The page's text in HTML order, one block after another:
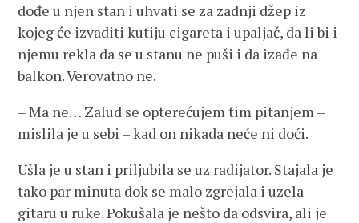
dođe u njen stan i uhvati se za zadnji džep iz
kojeg će izvaditi kutiju cigareta i upaljač, da li bi i
njemu rekla da se u stanu ne puši i da izađe na
balkon. Verovatno ne.
– Ma ne… Zalud se opterećujem tim pitanjem –
mislila je u sebi – kad on nikada neće ni doći.
Ušla je u stan i priljubila se uz radijator. Stajala je
tako par minuta dok se malo zgrejala i uzela
gitaru u ruke. Pokušala je nešto da odsvira, ali je